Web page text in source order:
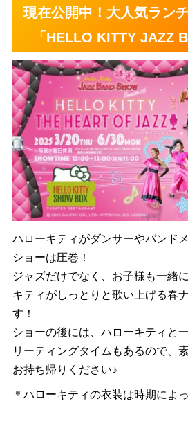
現在公開中！大人気ラン
「HELLO KITTY JAZZ
ハローキティがダンサーやバンド
ショーは圧巻！
ジャズだけでなく、お子様も一緒
キティがしっとりと歌い上げる春
す！
ショーの後には、ハローキティと
リーティングタイムもあるので、
お持ち帰りください♪
＊ハローキティの衣装は時期によ